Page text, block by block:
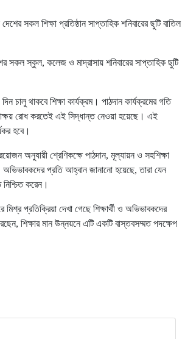
সকল শিক্ষা প্রতিষ্ঠান সাপ্তাহিক শনিবারের ছুটি বাতিল
সকল স্কুল, কলেজ ও মাদ্রাসায় শনিবারের সাপ্তাহিক ছুটি
চালু থাকবে শিক্ষা কার্যক্রম। পাঠদান কার্যক্রমের গতি
রোধ করতেই এই সিদ্ধান্ত নেওয়া হয়েছে। এই
হবে।
অনুযায়ী শ্রেণিকক্ষে পাঠদান, মূল্যায়ন ও সহশিক্ষা
অভিভাবকদের প্রতি আহ্বান জানানো হয়েছে, তারা যেন
নিশ্চিত করেন।
প্রতিক্রিয়া দেখা গেছে শিক্ষার্থী ও অভিভাবকদের
শিক্ষার মান উন্নয়নে এটি একটি বাস্তবসম্মত পদক্ষেপ